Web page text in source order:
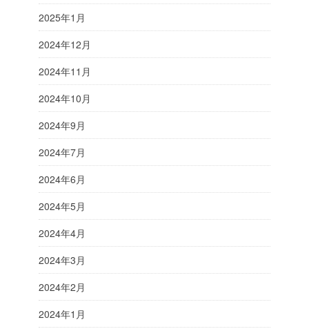
2025年1月
2024年12月
2024年11月
2024年10月
2024年9月
2024年7月
2024年6月
2024年5月
2024年4月
2024年3月
2024年2月
2024年1月